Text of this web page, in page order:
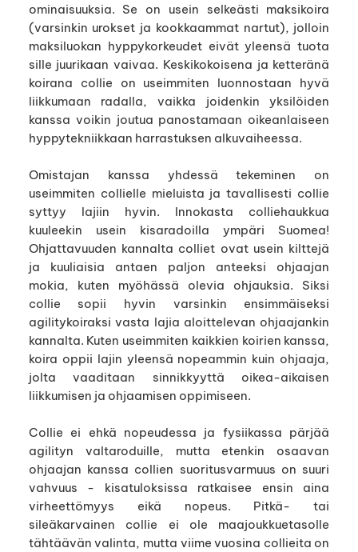
ominaisuuksia. Se on usein selkeästi maksikoira
(varsinkin urokset ja kookkaammat nartut), jolloin
maksiluokan hyppykorkeudet eivät yleensä tuota
sille juurikaan vaivaa. Keskikokoisena ja ketteränä
koirana collie on useimmiten luonnostaan hyvä
liikkumaan radalla, vaikka joidenkin yksilöiden
kanssa voikin joutua panostamaan oikeanlaiseen
hyppytekniikkaan harrastuksen alkuvaiheessa.
Omistajan kanssa yhdessä tekeminen on
useimmiten collielle mieluista ja tavallisesti collie
syttyy lajiin hyvin. Innokasta colliehaukkua
kuuleekin usein kisaradoilla ympäri Suomea!
Ohjattavuuden kannalta colliet ovat usein kilttejä
ja kuuliaisia antaen paljon anteeksi ohjaajan
mokia, kuten myöhässä olevia ohjauksia. Siksi
collie sopii hyvin varsinkin ensimmäiseksi
agilitykoiraksi vasta lajia aloittelevan ohjaajankin
kannalta. Kuten useimmiten kaikkien koirien kanssa,
koira oppii lajin yleensä nopeammin kuin ohjaaja,
jolta vaaditaan sinnikkyyttä oikea-aikaisen
liikkumisen ja ohjaamisen oppimiseen.
Collie ei ehkä nopeudessa ja fysiikassa pärjää
agilityn valtaroduille, mutta etenkin osaavan
ohjaajan kanssa collien suoritusvarmuus on suuri
vahvuus - kisatuloksissa ratkaisee ensin aina
virheettömyys eikä nopeus. Pitkä- tai
sileäkarvainen collie ei ole maajoukkuetasolle
tähtäävän valinta, mutta viime vuosina collieita on